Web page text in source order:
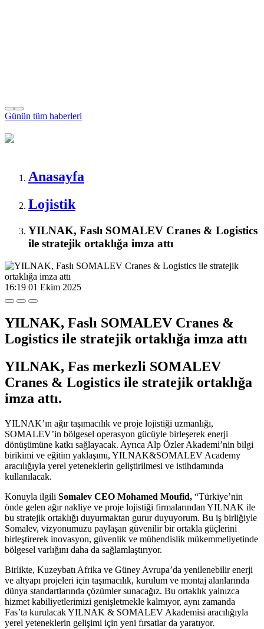
Günün tüm haberleri
Anasayfa
Lojistik
YILNAK, Faslı SOMALEV Cranes & Logistics
ile stratejik ortaklığa imza attı
16:19 01 Ekim 2025
YILNAK, Faslı SOMALEV Cranes &
Logistics ile stratejik ortaklığa imza attı
YILNAK, Fas merkezli SOMALEV
Cranes & Logistics ile stratejik ortaklığa
imza attı.
YILNAK’ın ağır taşımacılık ve proje lojistiği uzmanlığı,
SOMALEV’in bölgesel operasyon gücüyle birleşerek enerji
dönüşümüne katkı sağlayacak. Ayrıca Alp Özler Akademi’nin bilgi
birikimi ve eğitim yaklaşımı, YILNAK&SOMALEV Academy
aracılığıyla yerel yeteneklerin geliştirilmesi ve istihdamında
kullanılacak.
Konuyla ilgili Somalev CEO Mohamed Moufid, “Türkiye’nin
önde gelen ağır nakliye ve proje lojistiği firmalarından YILNAK ile
bu stratejik ortaklığı duyurmaktan gurur duyuyorum. Bu iş birliğiyle
Somalev, vizyonumuzu paylaşan güvenilir bir ortakla güçlerini
birleştirerek inovasyon, güvenlik ve mühendislik mükemmeliyetinde
bölgesel varlığını daha da sağlamlaştırıyor.
Birlikte, Kuzeybatı Afrika ve Güney Avrupa’da yenilenebilir enerji
ve altyapı projeleri için taşımacılık, kurulum ve montaj alanlarında
dünya standartlarında çözümler sunacağız. Bu ortaklık yalnızca
hizmet kabiliyetlerimizi genişletmekle kalmıyor, aynı zamanda
Fas’ta kurulacak YILNAK & SOMALEV Akademisi aracılığıyla
yerel yeteneklerin gelişimi için yeni fırsatlar da yaratıyor.